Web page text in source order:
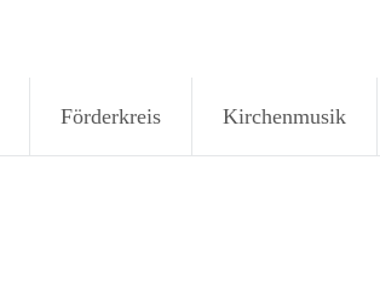
Förderkreis Kirchenmusik